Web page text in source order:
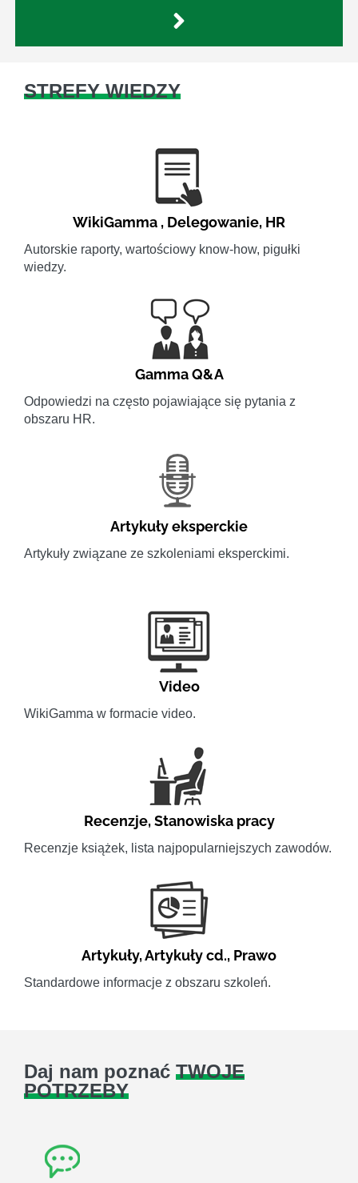
STREFY WIEDZY
WikiGamma , Delegowanie, HR
Autorskie raporty, wartościowy know-how, pigułki
wiedzy.
Gamma Q&A
Odpowiedzi na często pojawiające się pytania z
obszaru HR.
Artykuły eksperckie
Artykuły związane ze szkoleniami eksperckimi.
Video
WikiGamma w formacie video.
Recenzje,Stanowiska pracy
Recenzje książek, lista najpopularniejszych zawodów.
Artykuły,Artykuły cd., Prawo
Standardowe informacje z obszaru szkoleń.
Daj nam poznać TWOJE
POTRZEBY